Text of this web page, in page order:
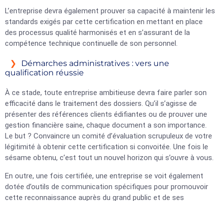
L’entreprise devra également prouver sa capacité à maintenir les
standards exigés par cette certification en mettant en place
des processus qualité harmonisés et en s’assurant de la
compétence technique continuelle de son personnel.
Démarches administratives : vers une
qualification réussie
À ce stade, toute entreprise ambitieuse devra faire parler son
efficacité dans le traitement des dossiers. Qu’il s’agisse de
présenter des références clients édifiantes ou de prouver une
gestion financière saine, chaque document a son importance.
Le but ? Convaincre un comité d’évaluation scrupuleux de votre
légitimité à obtenir cette certification si convoitée. Une fois le
sésame obtenu, c’est tout un nouvel horizon qui s’ouvre à vous.
En outre, une fois certifiée, une entreprise se voit également
dotée d’outils de communication spécifiques pour promouvoir
cette reconnaissance auprès du grand public et de ses